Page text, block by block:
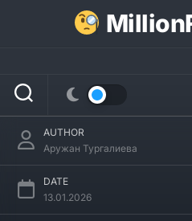
AUTHOR
Аружан Тургалиева
DATE
13.01.2026